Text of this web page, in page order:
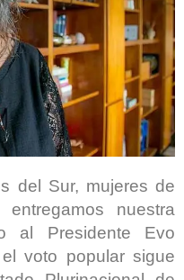
del Sur, mujeres de
nuestra
al Presidente Evo
voto popular sigue